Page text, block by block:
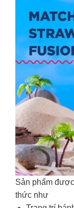
Sản phẩm
thức như